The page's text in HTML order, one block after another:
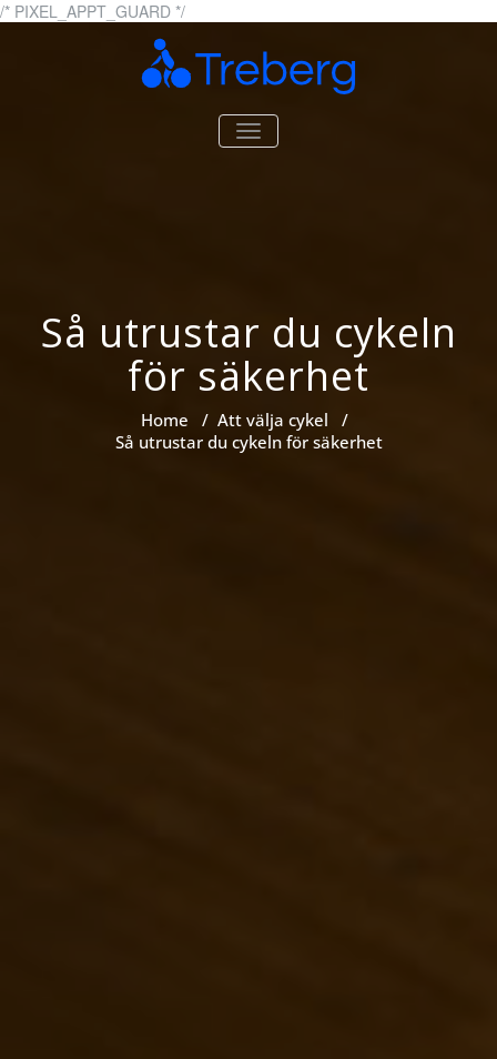
/* PIXEL_APPT_GUARD */Skip
content
Treberg.se Allt om cyklar och cykling
TOGGLE
NAVIGATION
Så utrustar du cykeln
för säkerhet
Home / Att välja cykel /
Så utrustar du cykeln för säkerhet